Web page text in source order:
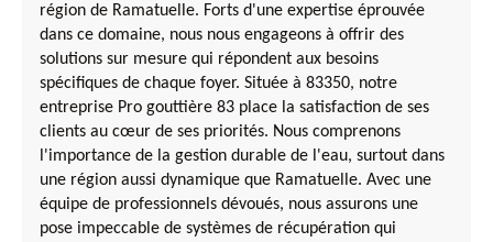
région de Ramatuelle. Forts d'une expertise éprouvée
dans ce domaine, nous nous engageons à offrir des
solutions sur mesure qui répondent aux besoins
spécifiques de chaque foyer. Située à 83350, notre
entreprise Pro gouttière 83 place la satisfaction de ses
clients au cœur de ses priorités. Nous comprenons
l'importance de la gestion durable de l'eau, surtout dans
une région aussi dynamique que Ramatuelle. Avec une
équipe de professionnels dévoués, nous assurons une
pose impeccable de systèmes de récupération qui